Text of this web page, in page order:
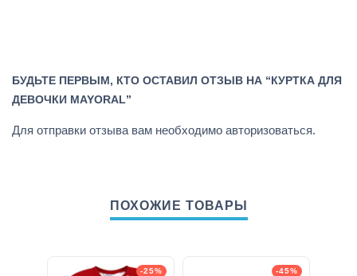
БУДЬТЕ ПЕРВЫМ, КТО ОСТАВИЛ ОТЗЫВ НА “КУРТКА ДЛЯ
ДЕВОЧКИ MAYORAL”
Для отправки отзыва вам необходимо авторизоваться.
ПОХОЖИЕ ТОВАРЫ
-25% -45%